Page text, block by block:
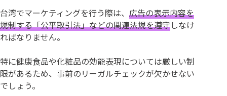
台湾でマーケティングを行う際は、 広告の表示内容を
規制する「公平取引法」などの関連法規を遵守しなけ
ればなりません。
特に健康食品や化粧品の効能表現については厳しい制
限があるため、事前のリーガルチェックが欠かせない
でしょう。